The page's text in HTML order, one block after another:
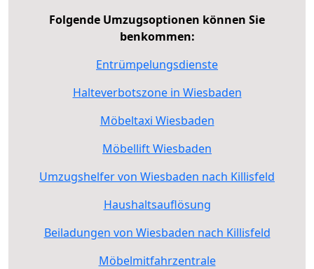
Folgende Umzugsoptionen können Sie
benkommen:
Entrümpelungsdienste
Halteverbotszone in Wiesbaden
Möbeltaxi Wiesbaden
Möbellift Wiesbaden
Umzugshelfer von Wiesbaden nach Killisfeld
Haushaltsauflösung
Beiladungen von Wiesbaden nach Killisfeld
Möbelmitfahrzentrale